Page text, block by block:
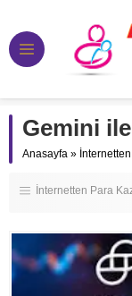
Gemini
Anasayfa »
İnternetten Para